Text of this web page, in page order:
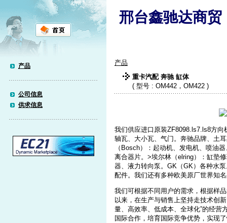
产品
公司信息
供求信息
邢台鑫驰达商贸
产品
重卡汽配 奔驰 缸体
( 型号 : OM442，OM422 )
我们供应进口原装ZF8098.ls7.ls8方
轴瓦、大小瓦、气门。奔驰品牌、土
（Bosch）：起动机、发电机、喷油
离合器片。>埃尔林（elring）：缸垫
器、液力转向泵。GK（GK）各种水
配件。我们还有多种欧美原厂世界知
我们可根据不同用户的需求，根据样
以来，在生产与销售上坚持走技术创
量、高效率、低成本、全球化”的经营
国际合作，培育国际竞争优势，实现